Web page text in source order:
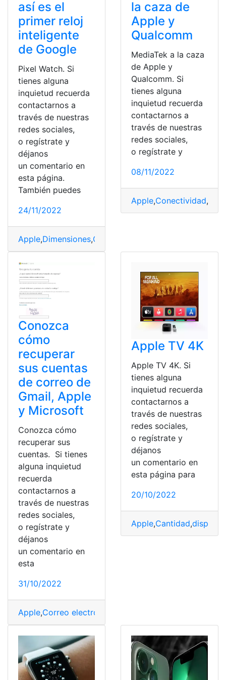
así es el
primer reloj
inteligente
de Google
Pixel Watch. Si
tienes alguna
inquietud recuerda
contactarnos a
través de nuestras
redes sociales,
o regístrate y
déjanos
un comentario en
esta página.
También puedes
24/11/2022
Apple,Dimensiones,Google
la caza de
Apple y
Qualcomm
MediaTek a la caza
de Apple y
Qualcomm. Si
tienes alguna
inquietud recuerda
contactarnos a
través de nuestras
redes sociales,
o regístrate y
08/11/2022
Apple,Conectividad,
Conozca
cómo
recuperar
sus cuentas
de correo de
Gmail, Apple
y Microsoft
Conozca cómo
recuperar sus
cuentas. Si tienes
alguna inquietud
recuerda
contactarnos a
través de nuestras
redes sociales,
o regístrate y
déjanos
un comentario en
esta
31/10/2022
Apple,Correo electrónico
Apple TV 4K
Apple TV 4K. Si
tienes alguna
inquietud recuerda
contactarnos a
través de nuestras
redes sociales,
o regístrate y
déjanos
un comentario en
esta página para
20/10/2022
Apple,Cantidad,